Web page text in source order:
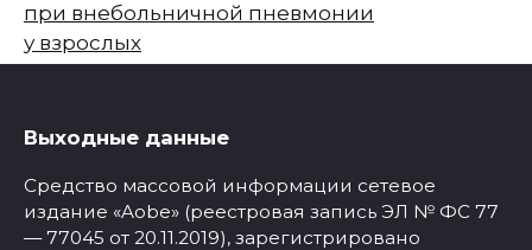
при внебольничной пневмонии
у взрослых
Выходные данные
Средство массовой информации сетевое
издание «Aobe» (реестровая запись ЭЛ № ФС 77
— 77045 от 20.11.2019), зарегистрировано